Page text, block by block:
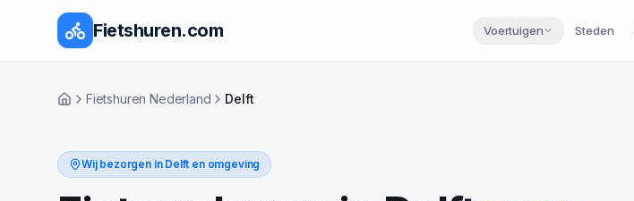
Fietshuren.com Voertuigen Steden
HomeFietshuren Nederland Delft
Wij bezorgen in Delft en omgeving